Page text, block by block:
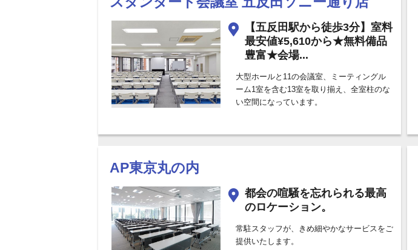
【五反田駅から徒歩3分】室料
最安値¥5,610から★無料備品
豊富★会場...
大型ホールと11の会議室、ミーティングル
ーム1室を含む13室を取り揃え、全室柱のな
い空間になっています。
AP東京丸の内
都会の喧騒を忘れられる最高
のロケーション。
常駐スタッフが、きめ細やかなサービスをご
提供いたします。